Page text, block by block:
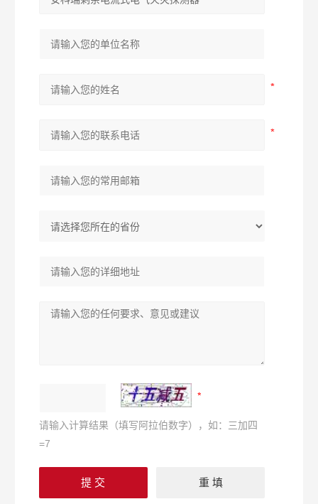
请输入计算结果（填写阿拉伯数字），如：三加四
=7